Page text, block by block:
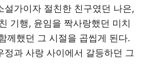
설가이자 절친한 친구였던 나은,
기행, 윤임을 짝사랑했던 미치
께했던 그 시절을 곱씹게 된다.
정과 사랑 사이에서 갈등하던 그